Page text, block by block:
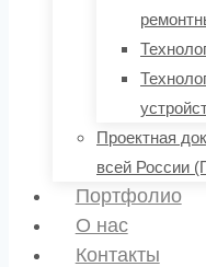
Проектная
всей России
Портфолио
О нас
Контакты